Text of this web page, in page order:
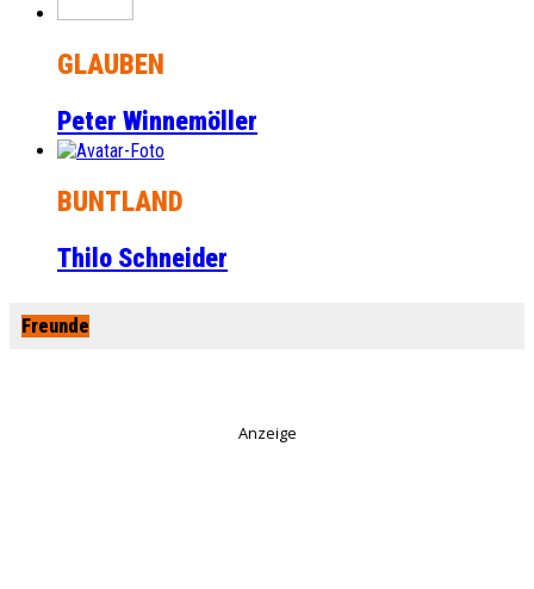
GLAUBEN
Peter Winnemöller
BUNTLAND
Thilo Schneider
Freunde
Anzeige